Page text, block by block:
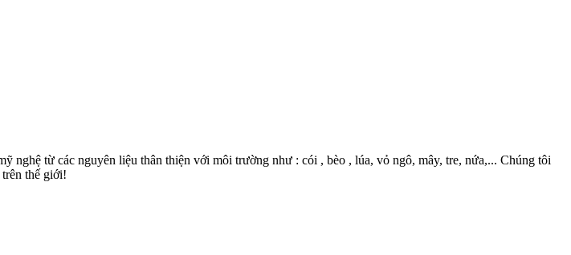
nghệ từ các nguyên liệu thân thiện với môi trường như : cói , bèo , lúa, vỏ ngô, mây, tre, nứa,... Chúng tôi
thế giới!